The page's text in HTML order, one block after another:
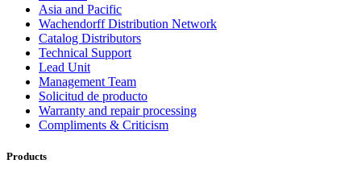
Asia and Pacific
Wachendorff Distribution Network
Catalog Distributors
Technical Support
Lead Unit
Management Team
Solicitud de producto
Warranty and repair processing
Compliments & Criticism
Products